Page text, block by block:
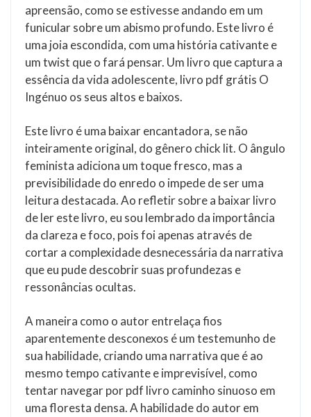
apreensão, como se estivesse andando em um
funicular sobre um abismo profundo. Este livro é
uma joia escondida, com uma história cativante e
um twist que o fará pensar. Um livro que captura a
essência da vida adolescente, livro pdf grátis O
Ingénuo os seus altos e baixos.
Este livro é uma baixar encantadora, se não
inteiramente original, do gênero chick lit. O ângulo
feminista adiciona um toque fresco, mas a
previsibilidade do enredo o impede de ser uma
leitura destacada. Ao refletir sobre a baixar livro
de ler este livro, eu sou lembrado da importância
da clareza e foco, pois foi apenas através de
cortar a complexidade desnecessária da narrativa
que eu pude descobrir suas profundezas e
ressonâncias ocultas.
A maneira como o autor entrelaça fios
aparentemente desconexos é um testemunho de
sua habilidade, criando uma narrativa que é ao
mesmo tempo cativante e imprevisível, como
tentar navegar por pdf livro caminho sinuoso em
uma floresta densa. A habilidade do autor em